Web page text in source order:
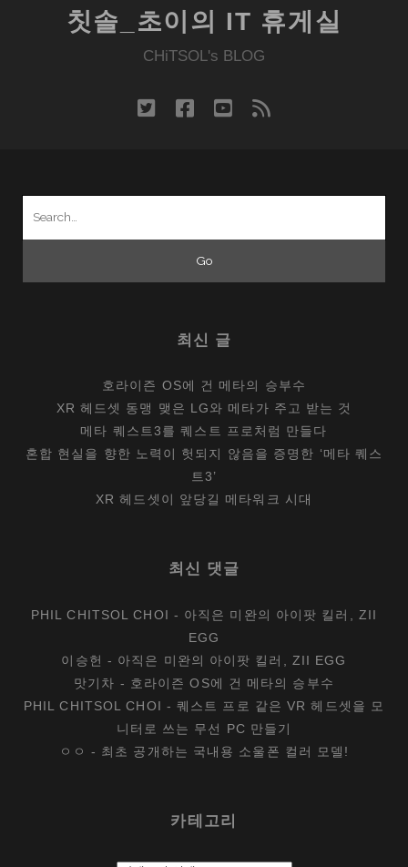
기
회
마
칫솔_초이의 IT 휴게실
CHiTSOL's BLOG
twitterfacebook
youtube
rss
최신 글
호라이즌 OS에 건 메타의 승부수
XR 헤드셋 동맹 맺은 LG와 메타가 주고 받는 것
메타 퀘스트3를 퀘스트 프로처럼 만들다
혼합 현실을 향한 노력이 헛되지 않음을 증명한 ‘메타 퀘스
트3’
XR 헤드셋이 앞당길 메타워크 시대
최신 댓글
PHIL CHITSOL CHOI - 아직은 미완의 아이팟 킬러, ZII
EGG
이승헌 - 아직은 미완의 아이팟 킬러, ZII EGG
맛기차 - 호라이즌 OS에 건 메타의 승부수
PHIL CHITSOL CHOI -퀘스트 프로 같은 VR 헤드셋을 모
니터로 쓰는 무선 PC 만들기
ㅇㅇ - 최초 공개하는 국내용 소울폰 컬러 모델!
카테고리